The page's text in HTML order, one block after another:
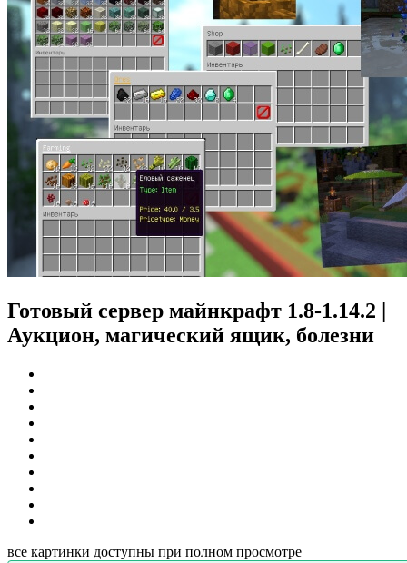
Готовый сервер майнкрафт 1.8-1.14.2 |
Аукцион, магический ящик, болезни
все картинки доступны при полном просмотре